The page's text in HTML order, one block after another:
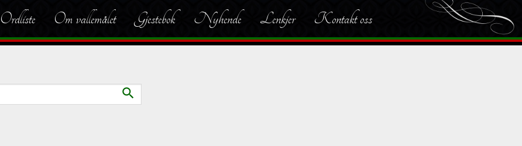
Ordliste Om vallemålet Gjestebok Nyhende Lenkjer Kontakt oss
search